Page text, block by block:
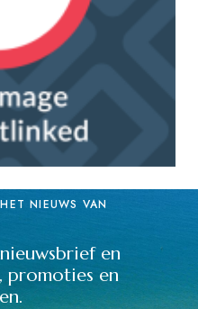
NIEUWS VAN
en
promoties en